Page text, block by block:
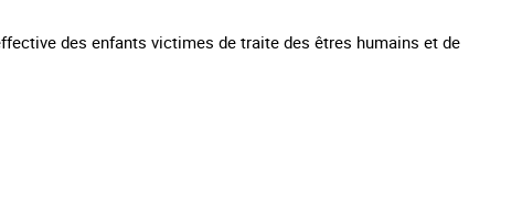
des enfants victimes de traite des êtres humains et de